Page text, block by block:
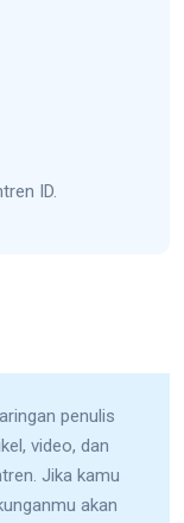
ID.
penulis
video, dan
Jika kamu
akan